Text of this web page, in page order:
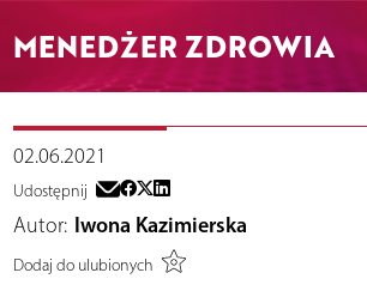
MENEDŻER ZDROWIA
02.06.2021
Udostępnij
Autor: Iwona Kazimierska
Dodaj do ulubionych